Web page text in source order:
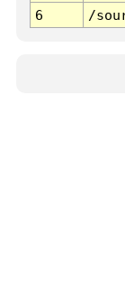
6
/